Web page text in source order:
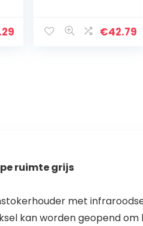
tandenstokerco
€42.79
ruimte grijs
met
kan worden geopend